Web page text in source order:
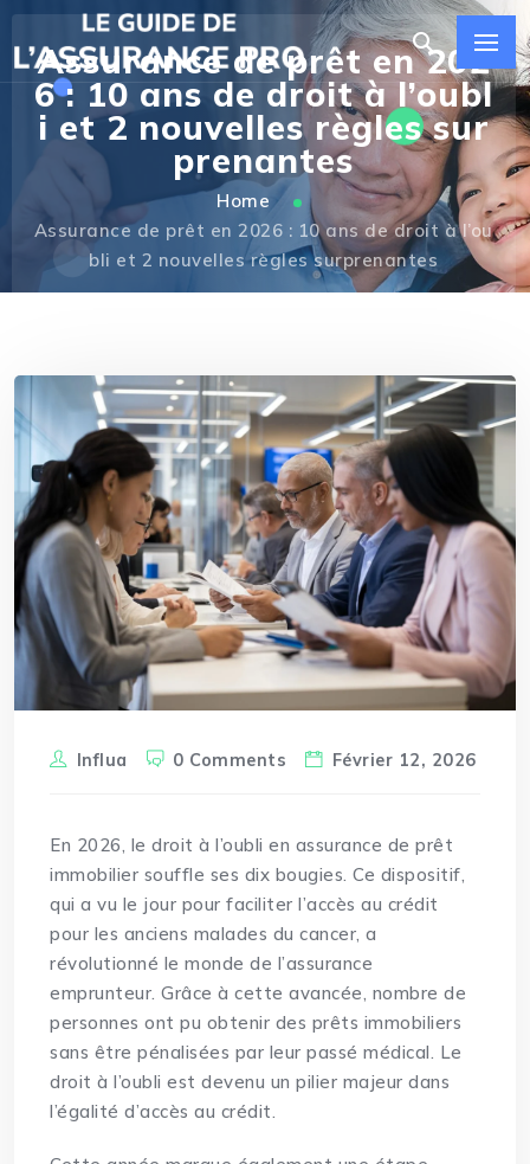
Assurance de prêt en 202
6 : 10 ans de droit à l’oubl
i et 2 nouvelles règles sur
prenantes
Home
Assurance de prêt en 2026 : 10 ans de droit à l’ou
bli et 2 nouvelles règles surprenantes
Influa 0 Comments Février 12, 2026
En 2026, ledroit à l’oubli en assurance de prêt
immobilier souffle ses dix bougies. Ce dispositif,
qui a vu le jour pour faciliter l’accès au crédit
pour les anciens malades du cancer, a
révolutionné le monde de l’assurance
emprunteur. Grâce à cette avancée, nombre de
personnes ont pu obtenir des prêts immobiliers
sans être pénalisées par leur passé médical. Le
droit à l’oubli est devenu un pilier majeur dans
l’égalité d’accès au crédit.